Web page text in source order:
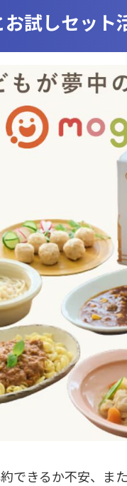
試しセット
できるか不安、ま